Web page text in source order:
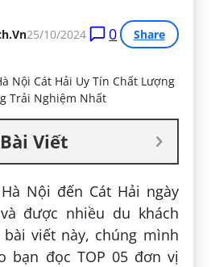
25/10/2024 0 Share
Viết
Nội đến Cát Hải ngày
được nhiều du khách
viết này, chúng mình
bạn đọc TOP 05 đơn vị